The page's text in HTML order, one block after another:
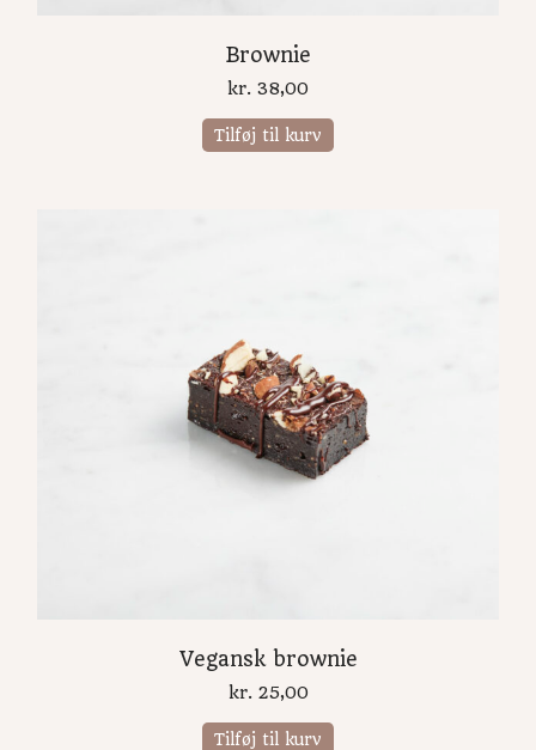
Brownie
kr. 38,00
Tilføj til kurv
Vegansk brownie
kr. 25,00
Tilføj til kurv